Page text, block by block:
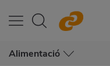
Alimentació